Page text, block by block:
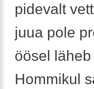
pidevalt
juua pole
öösel
Hommikul